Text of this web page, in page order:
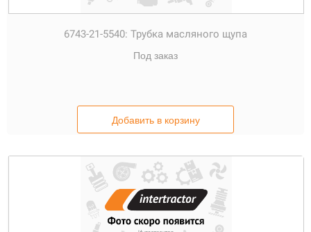
6743-21-5540: Трубка масляного щупа
Под заказ
Добавить в корзину